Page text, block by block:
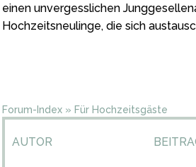
einen unvergesslichen
Hochzeitsneulinge, die sich
Forum-Index » Für Hochzeitsgäste
AUTOR